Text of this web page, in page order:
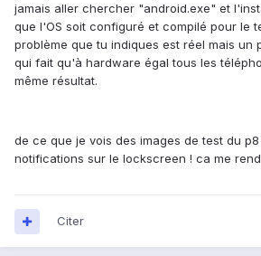
jamais aller chercher "android.exe" et
que l'OS soit configuré et compilé pour le
problème que tu indiques est réel mais un
qui fait qu'à hardware égal tous les
même résultat.
de ce que je vois des images de test du
notifications sur le lockscreen ! ca me
Citer